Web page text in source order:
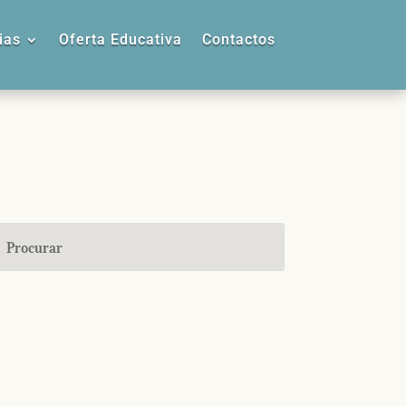
Oferta Educativa Contactos